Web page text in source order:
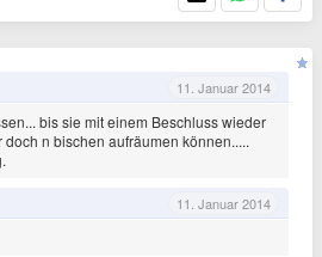
11. Januar 2014
bis sie mit einem Beschluss wieder
n bischen aufräumen können.....
11. Januar 2014